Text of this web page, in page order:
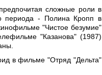
сложные роли в
периода - Полина Кропп в
"Чистое безумие"
"Казанова" (1987)
в фильме "Отряд "Дельта"